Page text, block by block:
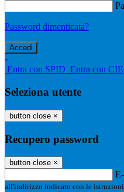
Password dimenticata?
-
Entra con SPID Entra con CIE
Seleziona utente
button close ×
Recupero password
button close ×
all'indirizzo indicato con le istruzioni